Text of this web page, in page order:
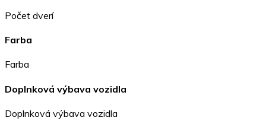
Počet dverí
Farba
Farba
Doplnková výbava vozidla
Doplnková výbava vozidla